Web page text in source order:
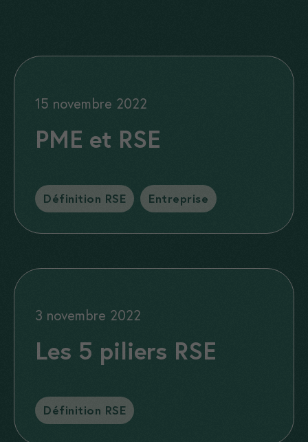
PME et RSE
15 novembre 2022
Catégories
Définition RSE
, Entreprise
Les 5 piliers RSE
3 novembre 2022
Catégories
Définition RSE